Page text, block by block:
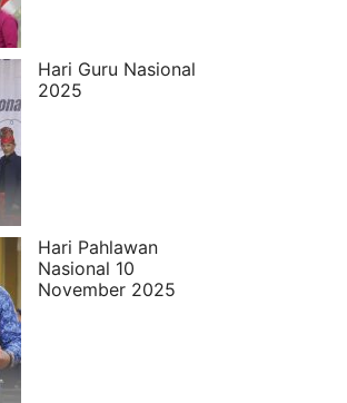
Hari Guru Nasional
2025
Hari Pahlawan
Nasional 10
November 2025